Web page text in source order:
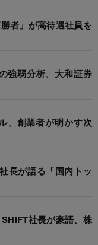
者」が高待遇社員を
強弱分析、大和証券
、創業者が明かす次
長が語る「国内トッ
社長が豪語、株